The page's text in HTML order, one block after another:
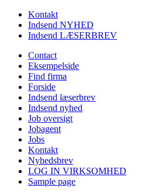
Kontakt
Indsend NYHED
Indsend LÆSERBREV
Contact
Eksempelside
Find firma
Forside
Indsend læserbrev
Indsend nyhed
Job oversigt
Jobagent
Jobs
Kontakt
Nyhedsbrev
LOG IN VIRKSOMHED
Sample page